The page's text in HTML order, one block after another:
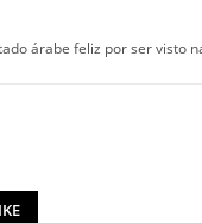
árabe feliz por ser visto